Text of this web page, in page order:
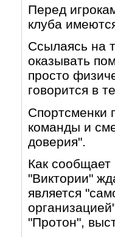
Перед
клуба
Ссылаясь на
оказывать
просто
говорится в
Спортсменки
команды и
доверия".
Как
"Виктории"
является
"Протон",